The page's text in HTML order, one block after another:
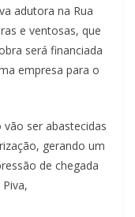
adutora na Rua
e ventosas, que
será financiada
empresa para o
ser abastecidas
gerando um
de chegada